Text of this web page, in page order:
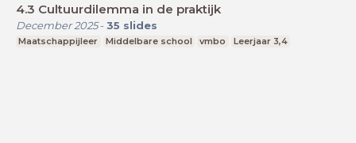
4.3 Cultuurdilemma in de praktijk
December 2025- 35 slides
Maatschappijleer Middelbare school vmbo Leerjaar 3,4